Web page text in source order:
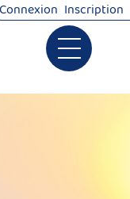
Ouvrir le
Connexion Inscription